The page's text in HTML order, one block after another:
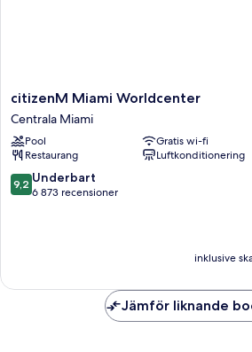
citizenM
Miami
Worldcenter
Centrala
Miami
citizenM Miami Worldcenter
Centrala Miami
Pool
Gratis wi-fi
Restaurang
Luftkonditionering
9.2
av
9,2 Underbart
6 873 recensioner
inklusive
Jämför liknande